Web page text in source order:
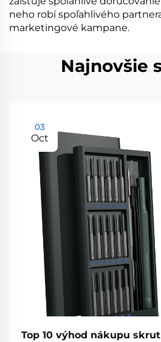
neho robí spoľahlivého
marketingové kampane.
Najnovšie
03
Oct
Top 10 výhod nákupu